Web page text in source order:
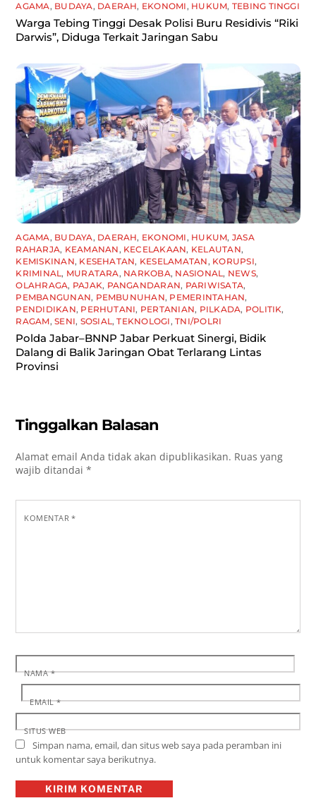
AGAMA, BUDAYA, DAERAH, EKONOMI , HUKUM, TEBING TINGGI
Warga Tebing Tinggi Desak Polisi Buru Residivis “Riki
Darwis”, Diduga Terkait Jaringan Sabu
AGAMA, BUDAYA, DAERAH, EKONOMI, HUKUM, JASA
RAHARJA, KEAMANAN, KECELAKAAN, KELAUTAN,
KEMISKINAN, KESEHATAN, KESELAMATAN, KORUPSI,
KRIMINAL, MURATARA, NARKOBA, NASIONAL, NEWS,
OLAHRAGA, PAJAK, PANGANDARAN, PARIWISATA,
PEMBANGUNAN, PEMBUNUHAN, PEMERINTAHAN,
PENDIDIKAN, PERHUTANI, PERTANIAN, PILKADA, POLITIK,
RAGAM,SENI, SOSIAL,TEKNOLOGI,TNI/POLRI
Polda Jabar–BNNP Jabar Perkuat Sinergi, Bidik
Dalang di Balik Jaringan Obat Terlarang Lintas
Provinsi
Tinggalkan Balasan
Alamat email Anda tidak akan dipublikasikan. Ruas yang
wajib ditandai*
KOMENTAR*
NAMA*
EMAIL*
SITUS WEB
Simpan nama, email, dan situs web saya pada peramban ini
untuk komentar saya berikutnya.